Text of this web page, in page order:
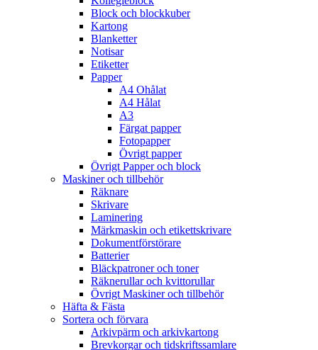
Block och blockkuber
Kartong
Blanketter
Notisar
Etiketter
Papper
A4 Ohålat
A4 Hålat
A3
Färgat papper
Fotopapper
Övrigt papper
Övrigt Papper och block
Maskiner och tillbehör
Räknare
Skrivare
Laminering
Märkmaskin och etikettskrivare
Dokumentförstörare
Batterier
Bläckpatroner och toner
Räknerullar och kvittorullar
Övrigt Maskiner och tillbehör
Häfta & Fästa
Sortera och förvara
Arkivpärm och arkivkartong
Brevkorgar och tidskriftssamlare